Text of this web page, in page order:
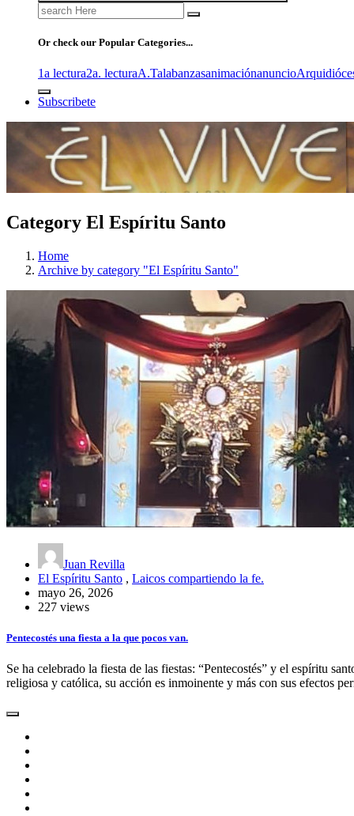
Search
for:
Or check our Popular Categories...
1a lectura2a. lecturaA.Talabanzasanimaciónanuncio
Subscribete
Category El Espíritu Santo
Home
Archive by category "El Espíritu Santo"
Juan Revilla
El Espíritu Santo , Laicos compartiendo la fe.
mayo 26, 2026
227 views
Pentecostés una fiesta a la que pocos van.
Se ha celebrado la fiesta de las fiestas: “Pentecostés” y el espíritu
religiosa y católica, su acción es inmoinente y más con sus efectos